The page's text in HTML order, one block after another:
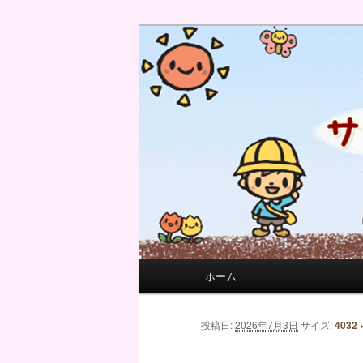
サンフィール保育園のブログ
サンフィール保育園のせんせ
メインコンテンツへ移動
サブコンテンツへ移動
ホーム
画像ナビゲーション
投稿日:2026年7月3日 サイズ:4032